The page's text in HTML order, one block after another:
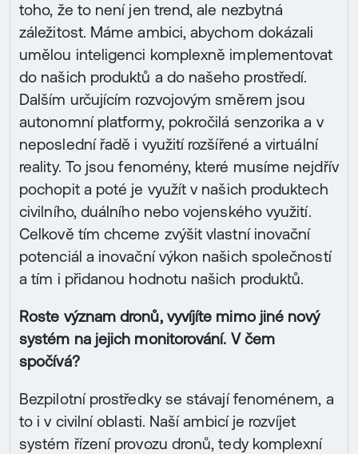
toho, že to není jen trend, ale nezbytná
záležitost. Máme ambici, abychom dokázali
umělou inteligenci komplexně implementovat
do našich produktů a do našeho prostředí.
Dalším určujícím rozvojovým směrem jsou
autonomní platformy, pokročilá senzorika a v
neposlední řadě i využití rozšířené a virtuální
reality. To jsou fenomény, které musíme nejdřív
pochopit a poté je využít v našich produktech
civilního, duálního nebo vojenského využití.
Celkově tím chceme zvýšit vlastní inovační
potenciál a inovační výkon našich společností
a tím i přidanou hodnotu našich produktů.
Roste význam dronů, vyvíjíte mimo jiné nový
systém na jejich monitorování. V čem
spočívá?
Bezpilotní prostředky se stávají fenoménem, a
to i v civilní oblasti. Naší ambicí je rozvíjet
systém řízení provozu dronů, tedy komplexní